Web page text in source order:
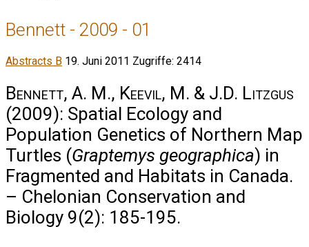
Bennett - 2009 - 01
Abstracts B 19. Juni 2011 Zugriffe: 2414
Bennett, A. M., Keevil, M. & J.D. Litzgus
(2009): Spatial Ecology and
Population Genetics of Northern Map
Turtles (Graptemys geographica) in
Fragmented and Habitats in Canada.
– Chelonian Conservation and
Biology 9(2): 185-195.